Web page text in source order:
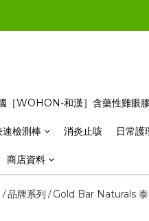
［WOHON-和漢］含藥性雞眼
速檢測棒 消炎止咳 日常護
商店資料
/品牌系列 /Gold Bar Naturals 泰